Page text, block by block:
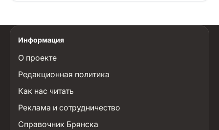
Информация
О проекте
Редакционная политика
Как нас читать
Реклама и сотрудничество
Справочник Брянска